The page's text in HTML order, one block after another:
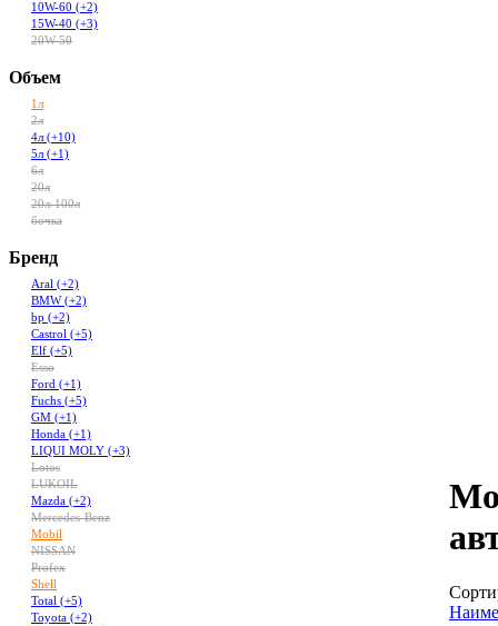
10W-60 (+2)
15W-40 (+3)
20W-50
Объем
1л
2л
4л (+10)
5л (+1)
6л
20л
20л-100л
бочка
Бренд
Aral (+2)
BMW (+2)
bp (+2)
Castrol (+5)
Elf (+5)
Esso
Ford (+1)
Fuchs (+5)
GM (+1)
Honda (+1)
LIQUI MOLY (+3)
Lotos
LUKOIL
Mazda (+2)
Mercedes-Benz
Mobil
NISSAN
Profex
Shell
Total (+5)
Toyota (+2)